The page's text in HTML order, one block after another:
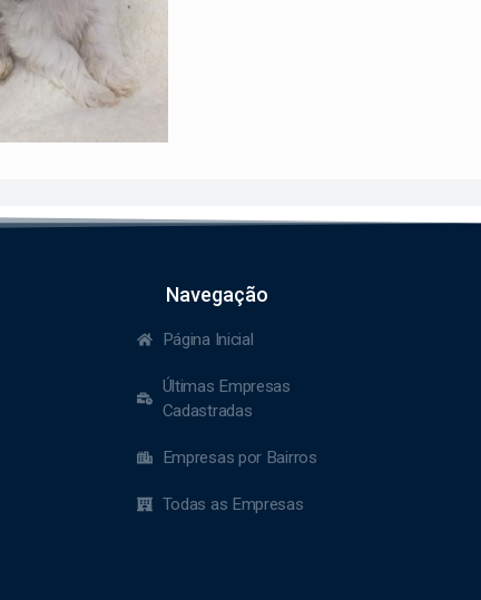
Navegação
Página Inicial
Últimas Empresas
Cadastradas
Empresas por Bairros
Todas as Empresas